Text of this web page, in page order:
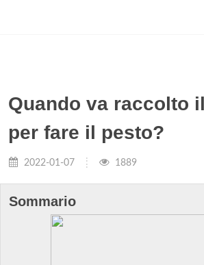
Quando va raccolto
per fare il pesto?
2022-01-07 1889
Sommario